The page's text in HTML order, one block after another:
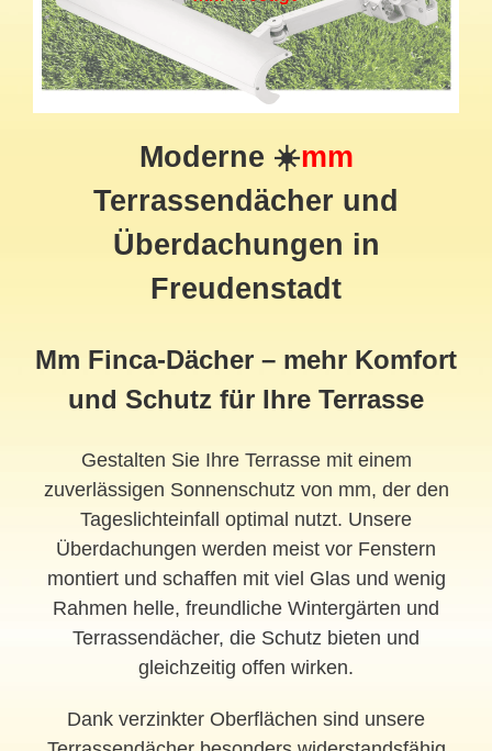
Moderne ☀️mm
Terrassendächer und
Überdachungen in
Freudenstadt
Mm Finca-Dächer – mehr Komfort
und Schutz für Ihre Terrasse
Gestalten Sie Ihre Terrasse mit einem
zuverlässigen Sonnenschutz von mm, der den
Tageslichteinfall optimal nutzt. Unsere
Überdachungen werden meist vor Fenstern
montiert und schaffen mit viel Glas und wenig
Rahmen helle, freundliche Wintergärten und
Terrassendächer, die Schutz bieten und
gleichzeitig offen wirken.
Dank verzinkter Oberflächen sind unsere